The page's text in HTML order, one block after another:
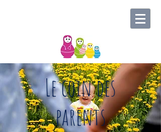
Le coin des
parents